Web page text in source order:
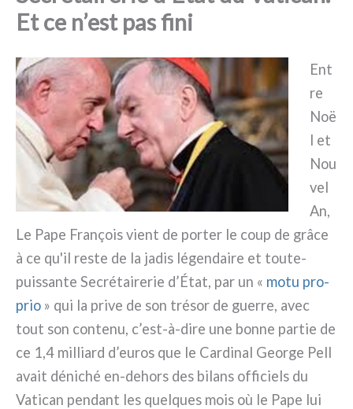
Et ce n’est pas fini
Ent
re
Noë
l et
Nou
vel
An,
Le Pape François vient de por­ter le coup de grâ­ce
à ce qu'il reste de la jadis légen­dai­re et toute-
puissante Secrétairerie d’État, par un « motu pro­
prio » qui la pri­ve de son tré­sor de guer­re, avec
tout son con­te­nu, c’est-à-dire une bon­ne par­tie de
ce 1,4 mil­liard d’euros que le Cardinal George Pell
avait déni­ché en-dehors des bilans offi­ciels du
Vatican pen­dant les quel­ques mois où le Pape lui